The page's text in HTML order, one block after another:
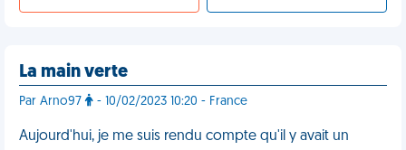
La main verte
Par Arno97 - 10/02/2023 10:20 - France
Aujourd'hui, je me suis rendu compte qu'il y avait un